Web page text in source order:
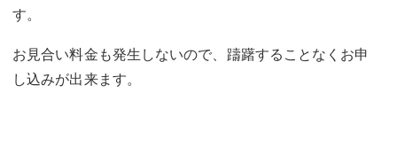
す。
お見合い料金も発生しないので、躊躇することなくお申
し込みが出来ます。